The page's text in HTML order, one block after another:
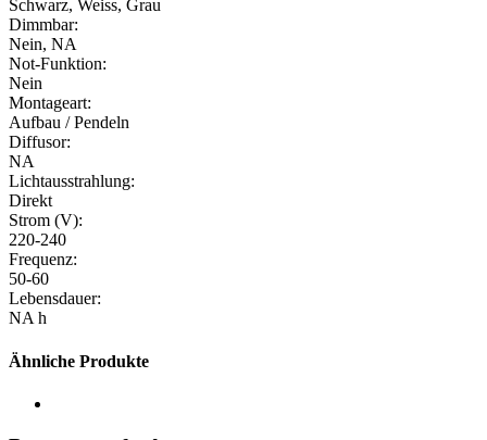
Schwarz, Weiss, Grau
Dimmbar:
Nein, NA
Not-Funktion:
Nein
Montageart:
Aufbau / Pendeln
Diffusor:
NA
Lichtausstrahlung:
Direkt
Strom (V):
220-240
Frequenz:
50-60
Lebensdauer:
NA h
Ähnliche Produkte